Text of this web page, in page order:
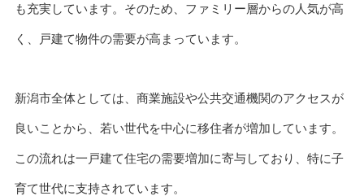
も充実しています。そのため、ファミリー層からの人気が高
く、戸建て物件の需要が高まっています。
新潟市全体としては、商業施設や公共交通機関のアクセスが
良いことから、若い世代を中心に移住者が増加しています。
この流れは一戸建て住宅の需要増加に寄与しており、特に子
育て世代に支持されています。